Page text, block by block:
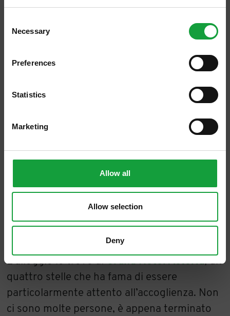
Selection
Necessary
Preferences
Statistics
Marketing
Allow all
Allow selection
Deny
paesaggio, della storia, della cultura di un
luogo e della sua gastronomia.
L’alloggio lo trovo alGrand Hotel Astoria, un
quattro stelle che ha fama di essere
particolarmente attento all’accoglienza. Non
ci sono molte persone, è appena terminato
ISCRIVITI ALLA NEWSLETTER
Resta aggiornato su tutte le ultime novita nel campo